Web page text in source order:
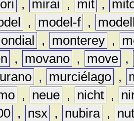
, mirai , mit ,
, model-f ,
, monterey ,
, movano , move ,
, murciélago ,
, neue , nicht ,
, nsx , nubira ,